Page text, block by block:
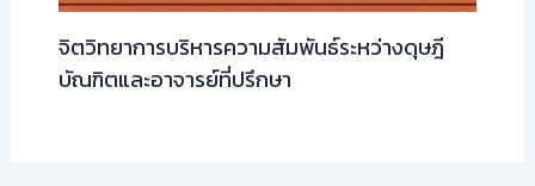
จิตวิทยาการบริหารความสัมพันธ์ระหว่างดุษฎี
บัณฑิตและอาจารย์ที่ปรึกษา